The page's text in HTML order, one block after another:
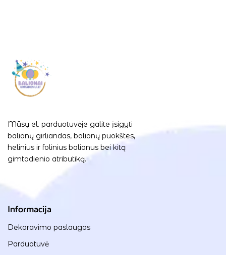
Mūsų el. parduotuvėje galite įsigyti
balionų girliandas, balionų puokštes,
helinius ir folinius balionus bei kitą
gimtadienio atributiką.
Informacija
Dekoravimo paslaugos
Parduotuvė